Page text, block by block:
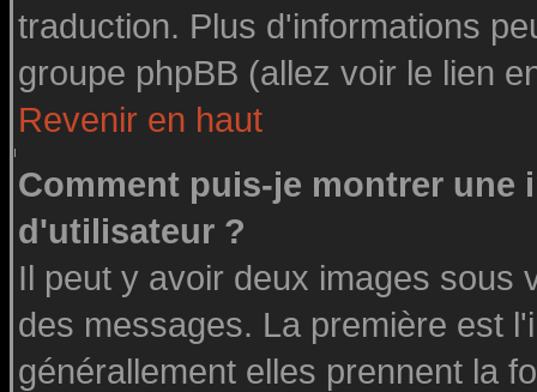
traduction. Plus d'informations
groupe phpBB (allez voir le lien
Revenir en haut
Comment puis-je montrer une
d'utilisateur ?
Il peut y avoir deux images sous
des messages. La première est
générallement elles prennent la